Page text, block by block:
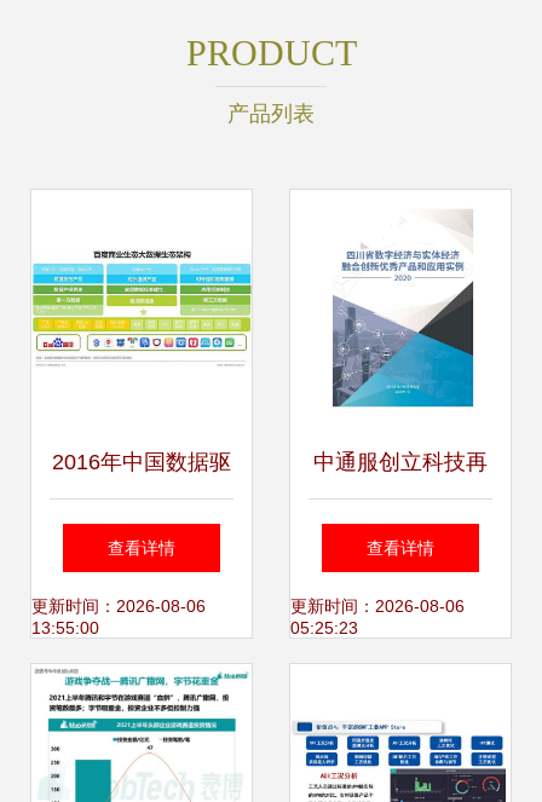
PRODUCT
产品列表
2016年中国数据驱
动型互联网企业大
数据产品研究报告
——工业互联网数
据服务洞察
查看详情
更新时间：2026-08-06
13:55:00
中通服创立科技再
获“四川省大数据产
业2019年度影响力
工业互联网数据服
查看详情
更新时间：2026-08-06
05:25:23